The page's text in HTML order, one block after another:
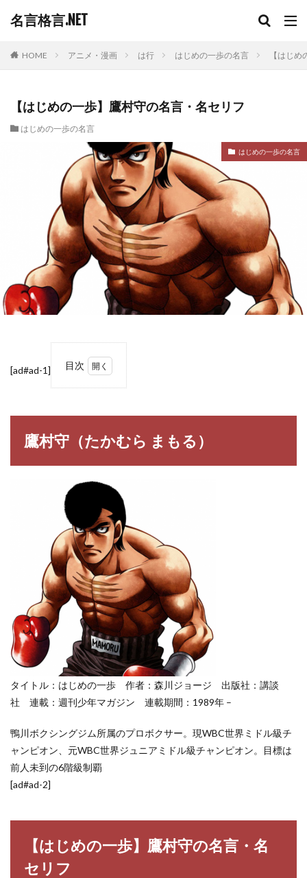
名言格言.NET
HOME アニメ・漫画 は行 はじめの一歩の名言 【はじ
【はじめの一歩】鷹村守の名言・名セリフ
はじめの一歩の名言
はじめの一歩の名言
[ad#ad-1] 目次
かむ
ら
2
【は
じめ
の一
歩】
鷹村
守の
名
言・
名セ
はじ
めの
一歩
の登
場人
鷹村守（たかむら まもる）
タイトル：はじめの一歩 作者：森川ジョージ 出版社：講談
社 連載：週刊少年マガジン 連載期間：1989年 –
鴨川ボクシングジム所属のプロボクサー。現WBC世界ミドル級チ
ャンピオン、元WBC世界ジュニアミドル級チャンピオン。目標は
前人未到の6階級制覇
[ad#ad-2]
【はじめの一歩】鷹村守の名言・名
セリフ